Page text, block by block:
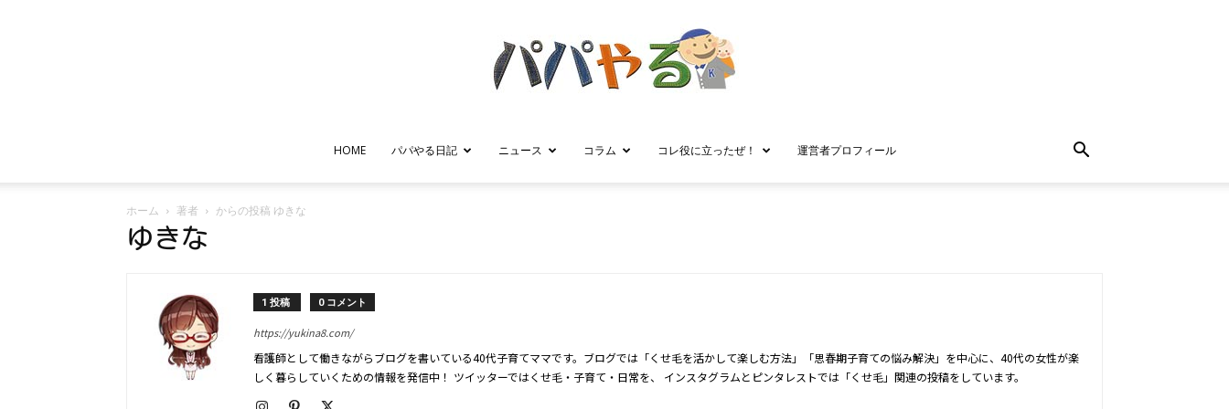
パ
HOME パパやる日記 ニュース コラム コレ役に立ったぜ！ 運営者プロフィール
ホーム 著者 からの投稿 ゆきな
ゆきな
1 投稿 0 コメント
https://yukina8.com/
看護師として働きながらブログを書いている40代子育てママです。ブログでは「くせ毛を活かして楽しむ方法」「思春期子育ての悩み解決」を中心に、40代の女性が楽
しく暮らしていくための情報を発信中！ ツイッターではくせ毛・子育て・日常を、 インスタグラムとピンタレストでは「くせ毛」関連の投稿をしています。